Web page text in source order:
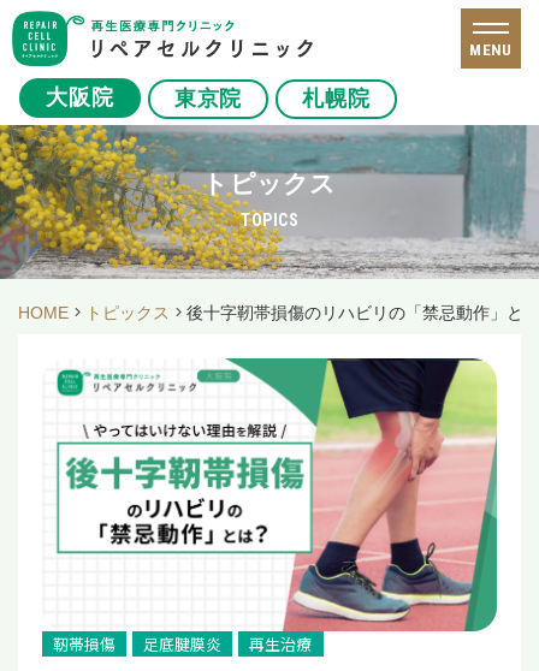
大阪院 東京院 札幌院
MENU
トピックス
TOPICS
HOME トピックス 後十字靭帯損傷のリハビリの「禁忌動作」と
靭帯損傷 足底腱膜炎 再生治療